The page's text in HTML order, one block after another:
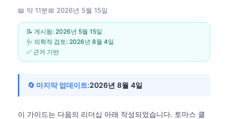
📖 약 11분📅 2026년 5월 15일
📝 게시됨: 2026년 5월 15일
🩺 의학적 검토: 2026년 8월 4일
✅ 근거 기반
🔄 마지막 업데이트:2026년 8월 4일
이 가이드는 다음의 리더십 아래 작성되었습니다. 토마스 클